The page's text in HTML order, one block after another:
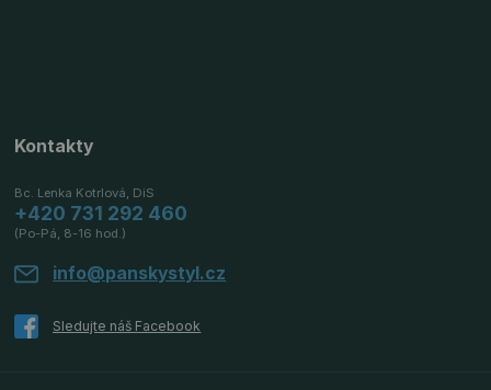
Kontakty
Bc. Lenka Kotrlová, DiS
+420 731 292 460
(Po-Pá, 8-16 hod.)
info@panskystyl.cz